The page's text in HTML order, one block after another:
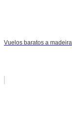
Vuelos baratos a madeira